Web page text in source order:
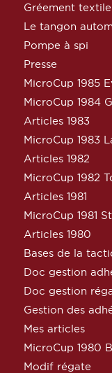
Gréement
Le tangon
Pompe à spi
Presse
MicroCup 1985
MicroCup 1984
Articles 1983
MicroCup 1983
Articles 1982
MicroCup 1982
Articles 1981
MicroCup 1981
Articles 1980
Bases de la
Doc gestion
Doc gestion
Gestion des
Mes articles
MicroCup 1980
Modif régate